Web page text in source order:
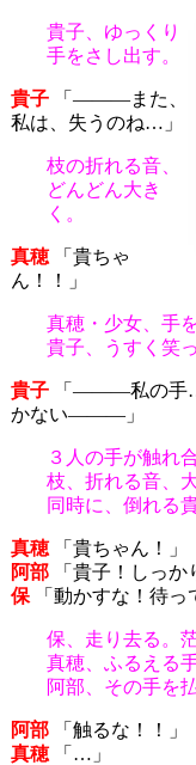
貴子、ゆっくり
手をさし出す。
貴子「―――また、
私は、失うのね…」
枝の折れる音、
どんどん大き
く。
真穂「貴ちゃ
ん！！」
真穂・少女、手
貴子、うすく笑っ
貴子「―――私の手…
かない―――」
３人の手が触れ
枝、折れる音、
同時に、倒れる貴
真穂「貴ちゃん！」
阿部「貴子！しっか
保「動かすな！待っ
保、走り去る。
真穂、ふるえる
阿部、その手を
阿部「触るな！！」
真穂「…」